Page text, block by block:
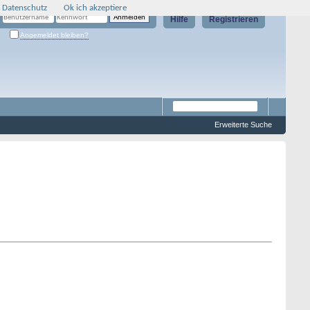
Registrieren
Hilfe
Angemeldet bleiben?
Erweiterte Suche
Ok ich akzeptiere